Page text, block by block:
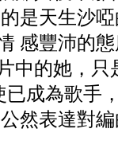
是天生沙
感豐沛的態
中的她，只
已成為歌手
然表達對編